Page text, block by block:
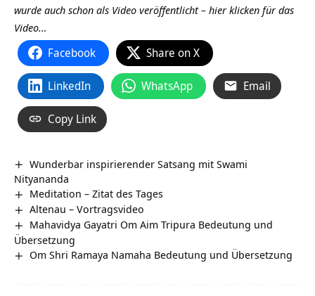
wurde auch schon als Video veröffentlicht – hier klicken für das
Video…
Facebook Share on X
LinkedIn WhatsApp Email
Copy Link
Wunderbar inspirierender Satsang mit Swami
Nityananda
Meditation – Zitat des Tages
Altenau – Vortragsvideo
Mahavidya Gayatri Om Aim Tripura Bedeutung und
Übersetzung
Om Shri Ramaya Namaha Bedeutung und Übersetzung